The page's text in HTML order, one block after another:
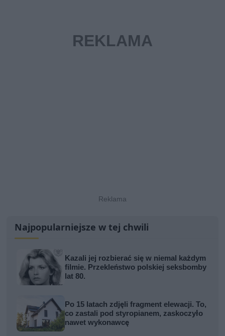
Najpopularniejsze w tej chwili
Kazali jej rozbierać się w niemal każdym
filmie. Przekleństwo polskiej seksbomby
lat 80.
Po 15 latach zdjęli fragment elewacji. To,
co zastali pod styropianem, zaskoczyło
nawet wykonawcę